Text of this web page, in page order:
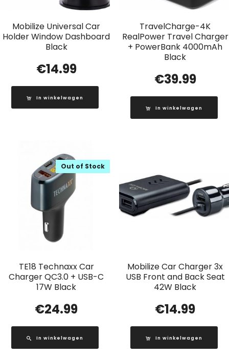
Mobilize Universal Car
Holder Window Dashboard
Black
€14.99
In winkelwagen
TravelCharge-4K
RealPower Travel Charger
+ PowerBank 4000mAh
Black
€39.99
In winkelwagen
TE18 Technaxx Car
Charger QC3.0 + USB-C
17W Black
Out of Stock
€24.99
In winkelwagen
Mobilize Car Charger 3x
USB Front and Back Seat
42W Black
€14.99
In winkelwagen